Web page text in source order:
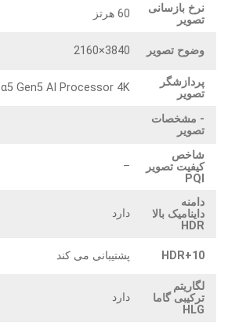
نرخ بازسانی
تصویر
60 هرتز
وضوح تصویر 3840×2160
پردازشگر
تصویر
α5 Gen5 AI Processor 4K
- مشخصات
تصویر
شاخص
کیفیت تصویر
PQI
–
دامنه
داینامیک بالا
HDR
دارد
HDR+10 پشتیبانی می کند
لگاریتم
ترکیبی گاما
HLG
دارد